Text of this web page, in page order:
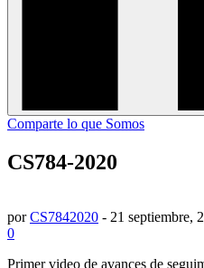
Comparte lo que Somos
CS784-2020
porCS7842020 - 21 septiembre,
0
Primer video de avances de